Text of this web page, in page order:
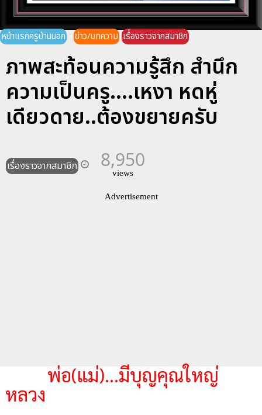
หน้าแรกครูบ้านนอก ข่าว/บทความ เรื่องราวจากสมาชิก
ภาพสะท้อนความรู้สึก สำนึก
ความเป็นครู....เหงา หดหู่
เดียวดาย..ต้องขยายครับ
เรื่องราวจากสมาชิก 8,950
views
Advertisement
พ่อ(แม่)...มีบุญคุณใหญ่
หลวง